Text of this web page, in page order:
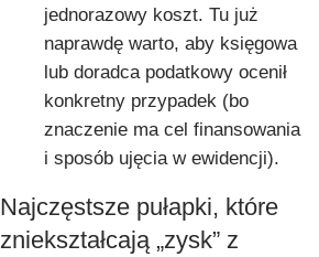
jednorazowy koszt. Tu już
naprawdę warto, aby księgowa
lub doradca podatkowy ocenił
konkretny przypadek (bo
znaczenie ma cel finansowania
i sposób ujęcia w ewidencji).
Najczęstsze pułapki, które
zniekształcają „zysk” z